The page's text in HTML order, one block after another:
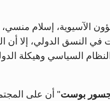
الآسيوية، إسلام منسي،
في النسق الدولي، إلا
السياسي وهيكلة
بوست" أن على